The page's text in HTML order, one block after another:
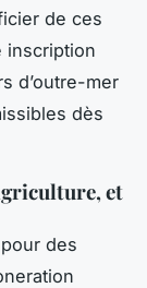
de ces
inscription
d’outre-mer
dès
et
des